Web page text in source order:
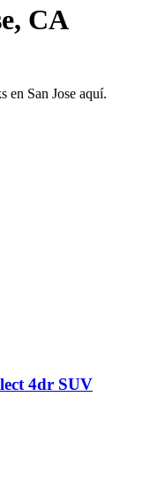
CA
en San Jose aquí.
4dr SUV